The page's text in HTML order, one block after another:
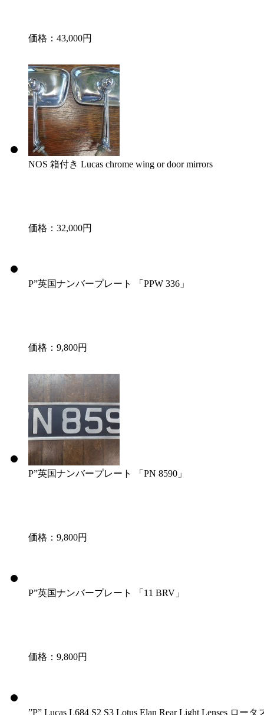
価格：43,000円
NOS 箱付き Lucas chrome wing or door mirrors
価格：32,000円
P”英国ナンバープレート 「PPW 336」
価格：9,800円
P”英国ナンバープレート 「PN 8590」
価格：9,800円
P”英国ナンバープレート 「11 BRV」
価格：9,800円
”P” Lucas L684 S2 S3 Lotus Elan Rear Light Lenses ロー